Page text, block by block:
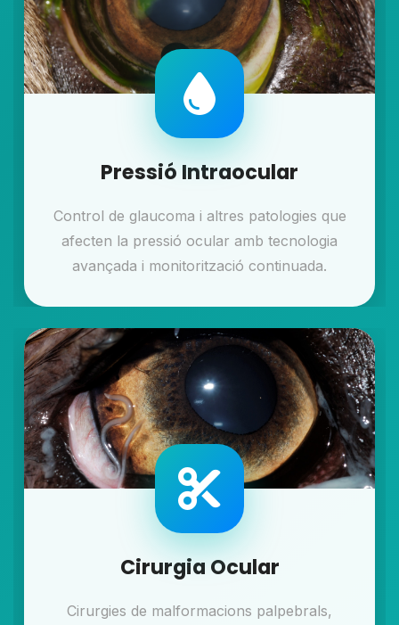
Pressió Intraocular
Control de glaucoma i altres patologies que
afecten la pressió ocular amb tecnologia
avançada i monitorització continuada.
Cirurgia Ocular
Cirurgies de malformacions palpebrals,